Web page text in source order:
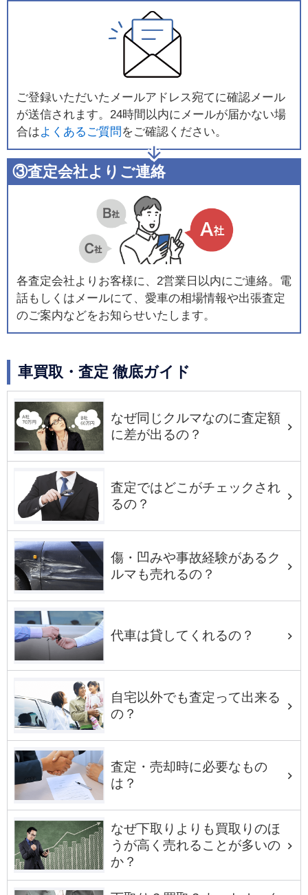
ご登録いただいたメールアドレス宛てに確認メール
が送信されます。24時間以内にメールが届かない場
合はよくあるご質問 をご確認ください。
③査定会社よりご連絡
各査定会社よりお客様に、2営業日以内にご連絡。電
話もしくはメールにて、愛車の相場情報や出張査定
のご案内などをお知らせいたします。
車買取・査定 徹底ガイド
なぜ同じクルマなのに査定額
に差が出るの？
査定ではどこがチェックされ
るの？
傷・凹みや事故経験があるク
ルマも売れるの？
代車は貸してくれるの？
自宅以外でも査定って出来る
の？
査定・売却時に必要なもの
は？
なぜ下取りよりも買取りのほ
うが高く売れることが多いの
か？